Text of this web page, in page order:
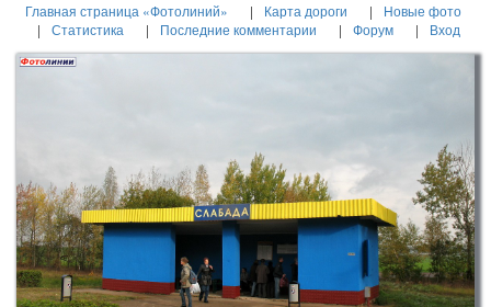
Главная страница «Фотолиний» Карта дороги
Новые фото
Статистика
Последние комментарии Форум Вход